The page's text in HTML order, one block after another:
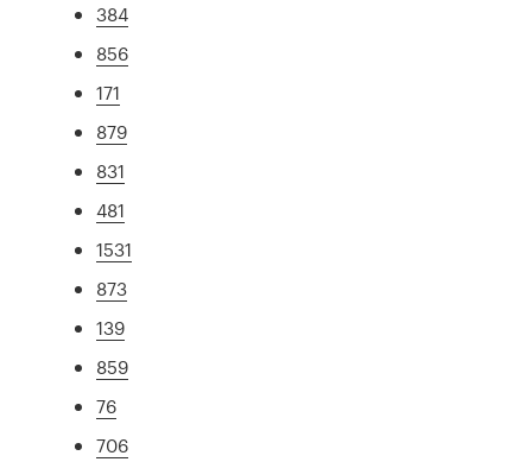
384
856
171
879
831
481
1531
873
139
859
76
706